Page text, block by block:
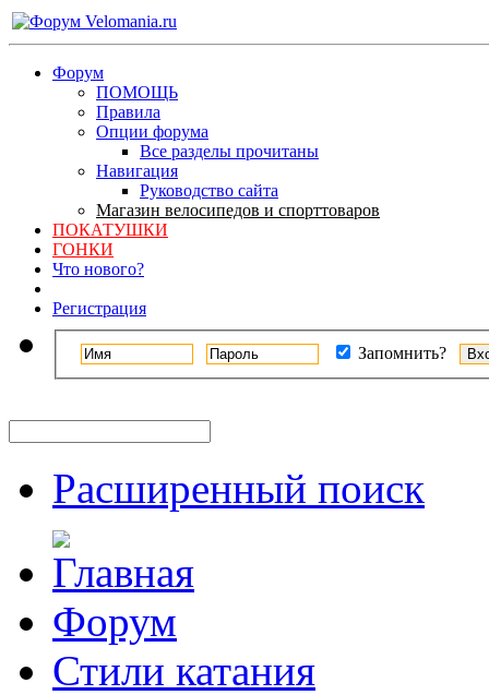
Форум
ПОМОЩЬ
Правила
Опции форума
Все разделы прочитаны
Навигация
Руководство сайта
Магазин велосипедов и спорттоваров
ПОКАТУШКИ
ГОНКИ
Что нового?
Регистрация
Запомнить?
Расширенный поиск
Форум
Стили катания